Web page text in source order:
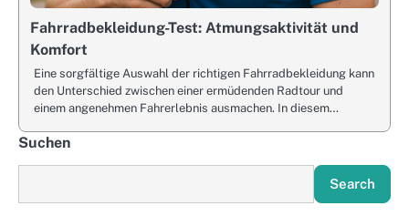
Fahrradbekleidung-Test: Atmungsaktivität und
Komfort
Eine sorgfältige Auswahl der richtigen Fahrradbekleidung kann
den Unterschied zwischen einer ermüdenden Radtour und
einem angenehmen Fahrerlebnis ausmachen. In diesem…
Suchen
Search